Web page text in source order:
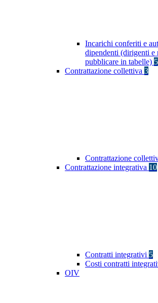
Incarichi conferiti e
dipendenti (dirigenti e
pubblicare in tabelle) 5
Contrattazione collettiva 3
Contrattazione
Contrattazione integrativa 10
Contratti integrativi 5
Costi contratti
OIV